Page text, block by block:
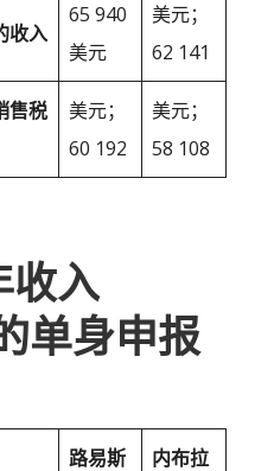
收入
65 940
美元
美元；
62 141
售税
美元；
60 192
美元；
58 108
收入
单身申报
路易斯
内布拉